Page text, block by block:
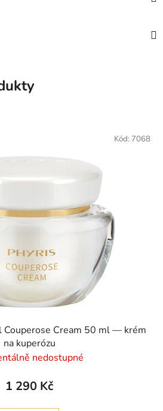
Couperose Cream 50 ml — krém
na kuperózu
nedostupné
1 290 Kč
Kód: 7068